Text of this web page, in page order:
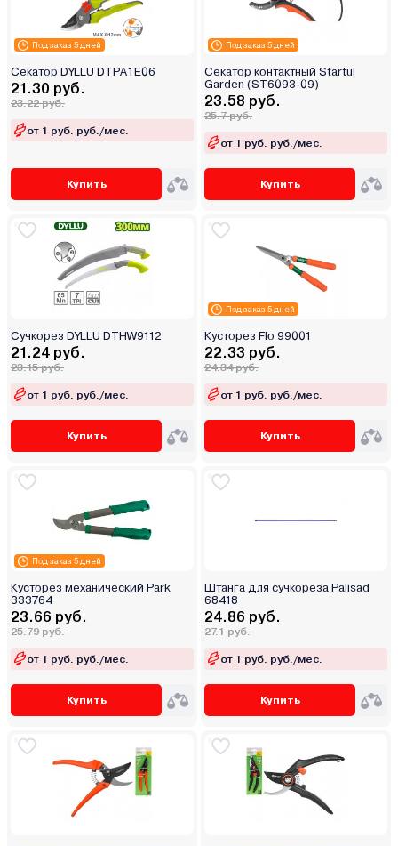
Под заказ 5 дней
Секатор DYLLU DTPA1E06
21.30 руб.
23.22 руб.
от 1 руб. руб./мес.
Купить
Под заказ 5 дней
Секатор контактный Startul
Garden (ST6093-09)
23.58 руб.
25.7 руб.
от 1 руб. руб./мес.
Купить
Сучкорез DYLLU DTHW9112
21.24 руб.
23.15 руб.
от 1 руб. руб./мес.
Купить
Под заказ 5 дней
Кусторез Flo 99001
22.33 руб.
24.34 руб.
от 1 руб. руб./мес.
Купить
Под заказ 5 дней
Кусторез механический Park
333764
23.66 руб.
25.79 руб.
от 1 руб. руб./мес.
Купить
Штанга для сучкореза Palisad
68418
24.86 руб.
27.1 руб.
от 1 руб. руб./мес.
Купить